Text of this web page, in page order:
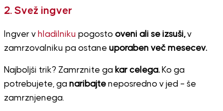
2. Svež ingver
Ingver v hladilniku pogosto oveni ali se izsuši,v
zamrzovalniku pa ostane uporaben več mesecev.
Najboljši trik? Zamrznite ga kar celega.Ko ga
potrebujete, ga naribajteneposredno v jed – še
zamrznjenega.